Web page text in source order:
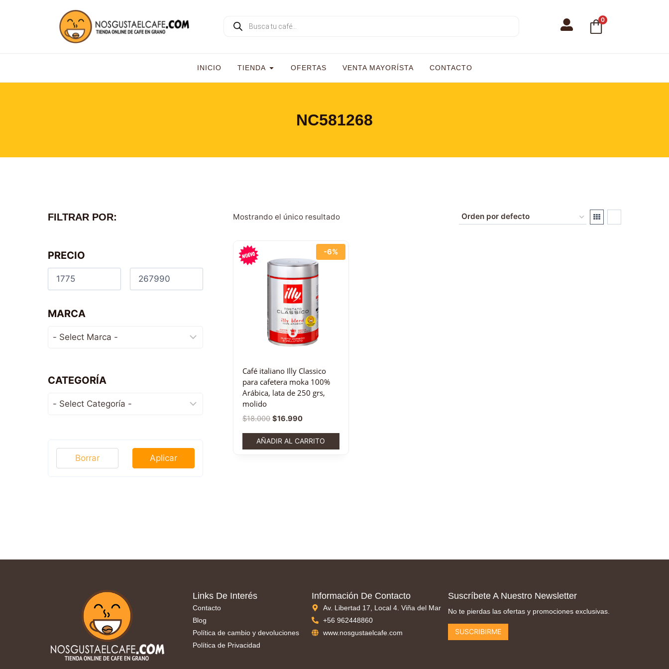
0
INICIO TIENDA OFERTAS VENTA MAYORÍSTA CONTACTO
NC581268
Mostrando el único resultado
-6%
Café italiano Illy Classico
para cafetera moka 100%
Arábica, lata de 250 grs,
molido
$18.000 $16.990
AÑADIR AL CARRITO
FILTRAR POR:
PRECIO
MARCA
CATEGORÍA
Aplicar
Borrar
Links De Interés
Contacto
Blog
Política de cambio y devoluciones
Política de Privacidad
Información De Contacto
Av. Libertad 17, Local 4. Viña del Mar
+56 962448860
www.nosgustaelcafe.com
Suscríbete A Nuestro Newsletter
No te pierdas las ofertas y promociones exclusivas.
SUSCRIBIRME